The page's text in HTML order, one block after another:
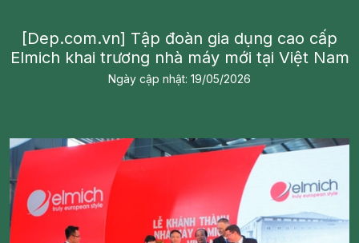
[Dep.com.vn] Tập đoàn gia dụng cao cấp
Elmich khai trương nhà máy mới tại Việt Nam
Ngày cập nhật: 19/05/2026